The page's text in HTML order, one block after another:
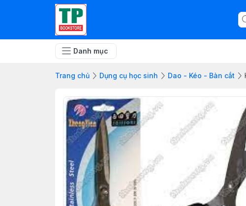
Danh mục
Trang chủ Dụng cụ học sinh Dao - Kéo - Bàn cắt